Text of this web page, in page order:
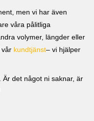
men vi har även
våra pålitliga
volymer, längder eller
vår kundtjänst– vi hjälper
det något ni saknar, är